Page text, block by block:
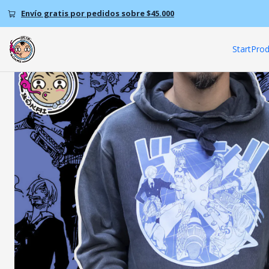
Start
Envío gratis por pedidos sobre $45.000